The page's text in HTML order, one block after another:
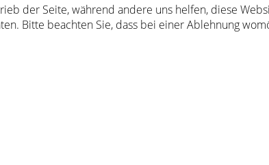
der Seite, während andere uns helfen, diese
Bitte beachten Sie, dass bei einer Ablehnung